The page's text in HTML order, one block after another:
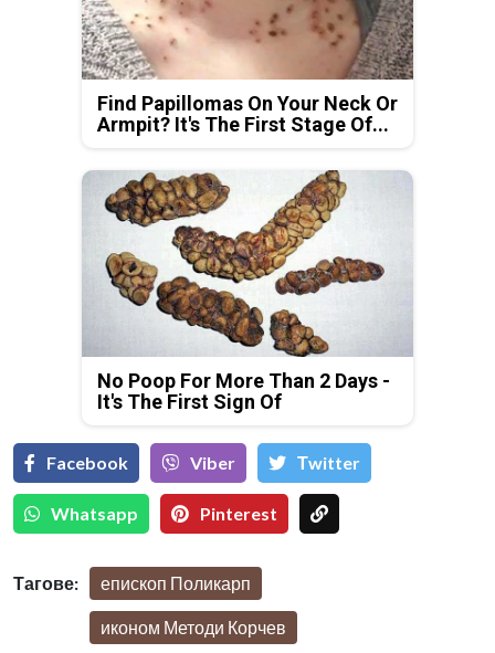
Find Papillomas On Your Neck Or
Armpit? It's The First Stage Of...
No Poop For More Than 2 Days -
It's The First Sign Of
Facebook Viber Тwitter
Whatsapp Pinterest
Тагове: епископ Поликарп
иконом Методи Корчев